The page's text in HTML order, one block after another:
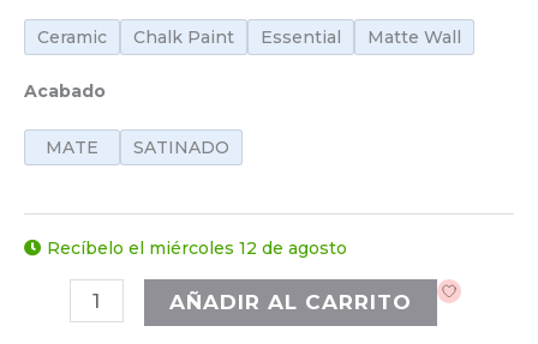
Ceramic Chalk Paint Essential Matte Wall
Acabado
MATE SATINADO
Recíbelo el miércoles 12 de agosto
AÑADIR AL CARRITO